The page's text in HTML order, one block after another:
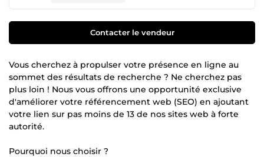
Contacter le vendeur
Vous cherchez à propulser votre présence en ligne au
sommet des résultats de recherche ? Ne cherchez pas
plus loin ! Nous vous offrons une opportunité exclusive
d'améliorer votre référencement web (SEO) en ajoutant
votre lien sur pas moins de 13 de nos sites web à forte
autorité.
Pourquoi nous choisir ?